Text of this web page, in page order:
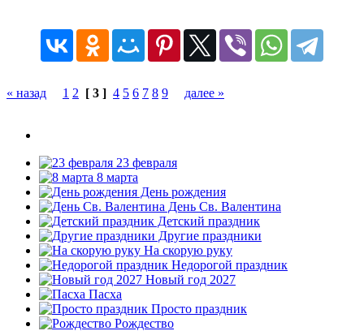
« назад 1 2 [ 3 ] 4 5 6 7 8 9 далее »
23 февраля
8 марта
День рождения
День Св. Валентина
Детский праздник
Другие праздники
На скорую руку
Недорогой праздник
Новый год 2027
Пасха
Просто праздник
Рождество